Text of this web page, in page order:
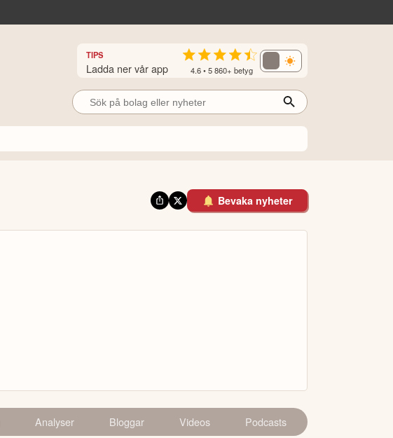
TIPS
Ladda ner vår app 4.6 • 5 860+ betyg
Bevaka nyheter
Analyser Bloggar Videos Podcasts